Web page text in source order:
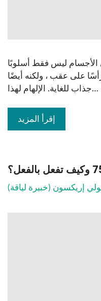
الأجسام ليس فقط أسلوبًا
رأسًا على عقب ، ولكنه أيضًا
جذاب للغاية. الإلهام لهذا…
إقرأ المزيد
إريكسون (خبيرة لياقة)